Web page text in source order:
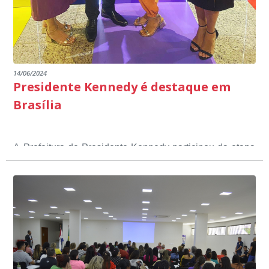
14/06/2024
Presidente Kennedy é destaque em
Brasília
A Prefeitura de Presidente Kennedy participou da etapa
nacional do 12º Prêmio Sebrae Prefeitura
Empreendedora, que visou valorizar e destacar o papel
dos gestores públicos comprometidos com o
desenvolvimento socioeconômico dos municípios, a
partir de iniciativas que estimulam o empreendedorismo,
a competitividade dos pequenos negócios e a
modernização da gestão pública local. O evento